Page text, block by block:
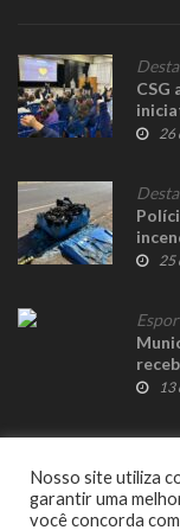
CSG
26
25
13
Nosso site utiliza
garantir uma
você concorda